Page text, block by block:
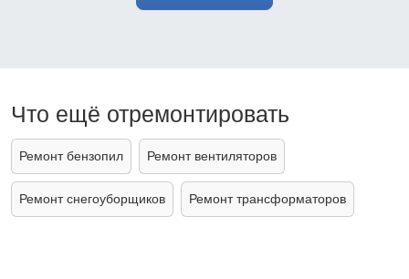
Что ещё отремонтировать
Ремонт бензопил Ремонт вентиляторов
Ремонт снегоуборщиков Ремонт трансформаторов